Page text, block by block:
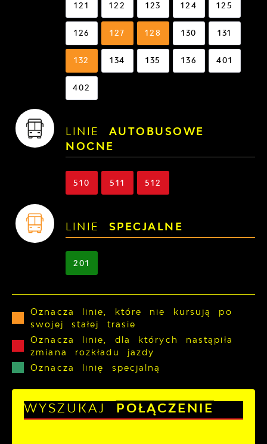
121 122 123 124 125
126 127 128 130 131
132 134 135 136 401
402
LINIE AUTOBUSOWE
NOCNE
510 511 512
LINIE SPECJALNE
201
Oznacza linie, które nie kursują po
swojej stałej trasie
Oznacza linie, dla których nastąpiła
zmiana rozkładu jazdy
Oznacza linię specjalną
WYSZUKAJ POŁĄCZENIE